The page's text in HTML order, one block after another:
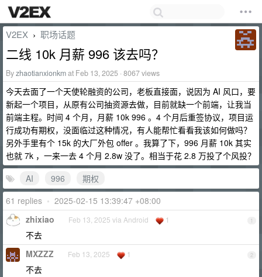
V2EX › 职场话题
二线 10k 月薪 996 该去吗？
Byzhaotianxionkmat Feb 13, 2025 · 8067 views
今天去面了一个天使轮融资的公司，老板直接面，说因为 AI 风口，要
新起一个项目，从原有公司抽资源去做，目前就缺一个前端，让我当
前端主程。时间 4 个月，月薪 10k 996 。4 个月后重签协议，项目运
行成功有期权，没面临过这种情况，有人能帮忙看看我该如何做吗？
另外手里有个 15k 的大厂外包 offer 。我算了下，996 月薪 10k 其实
也就 7k ，一来一去 4 个月 2.8w 没了。相当于花 2.8 万投了个风投？
AI
996
期权
61 replies • 2025-02-15 13:39:47 +08:00
1
zhixiao Feb 13, 2025 via Android 1
不去
2
MXZZZ Feb 13, 2025 1
不去